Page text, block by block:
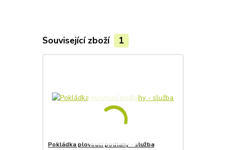
Související zboží 1
Pokládka plovoucí podlahy - služba